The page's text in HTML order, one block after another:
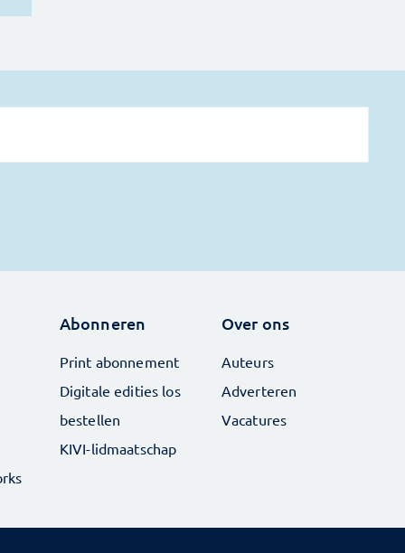
Abonneren
Print abonnement
Digitale edities los
bestellen
KIVI-lidmaatschap
Over ons
Auteurs
Adverteren
Vacatures